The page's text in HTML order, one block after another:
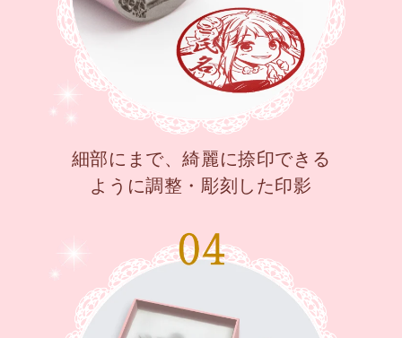
細部にまで、綺麗に捺印できる
ように調整・彫刻した印影